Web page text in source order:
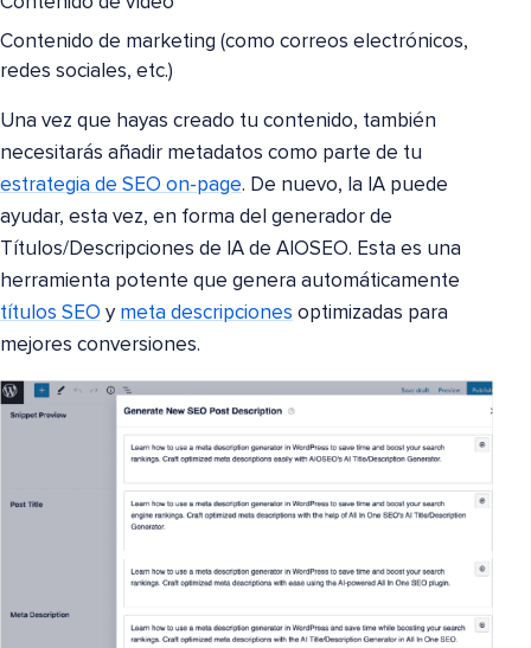
Contenido de marketing (como correos electrónicos,
redes sociales, etc.)
Una vez que hayas creado tu contenido, también
necesitarás añadir metadatos como parte de tu
estrategia de SEO on-page. De nuevo, la IA puede
ayudar, esta vez, en forma del generador de
Títulos/Descripciones de IA de AIOSEO. Esta es una
herramienta potente que genera automáticamente
títulos SEO y meta descripciones optimizadas para
mejores conversiones.